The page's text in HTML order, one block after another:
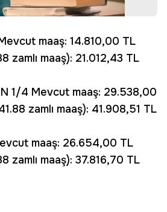
maaş: 14.810,00 TL
zamlı maaş): 21.012,43 TL
1/4 Mevcut maaş: 29.538,00
zamlı maaş): 41.908,51 TL
maaş: 26.654,00 TL
zamlı maaş): 37.816,70 TL